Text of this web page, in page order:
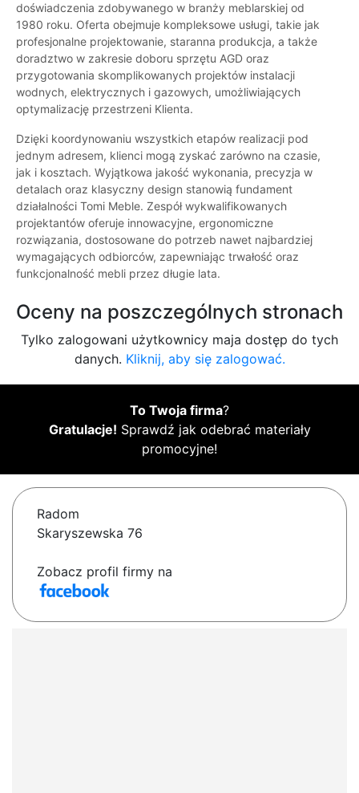
doświadczenia zdobywanego w branży meblarskiej od
1980 roku. Oferta obejmuje kompleksowe usługi, takie jak
profesjonalne projektowanie, staranna produkcja, a także
doradztwo w zakresie doboru sprzętu AGD oraz
przygotowania skomplikowanych projektów instalacji
wodnych, elektrycznych i gazowych, umożliwiających
optymalizację przestrzeni Klienta.
Dzięki koordynowaniu wszystkich etapów realizacji pod
jednym adresem, klienci mogą zyskać zarówno na czasie,
jak i kosztach. Wyjątkowa jakość wykonania, precyzja w
detalach oraz klasyczny design stanowią fundament
działalności Tomi Meble. Zespół wykwalifikowanych
projektantów oferuje innowacyjne, ergonomiczne
rozwiązania, dostosowane do potrzeb nawet najbardziej
wymagających odbiorców, zapewniając trwałość oraz
funkcjonalność mebli przez długie lata.
Oceny na poszczególnych stronach
Tylko zalogowani użytkownicy maja dostęp do tych
danych. Kliknij, aby się zalogować.
To Twoja firma?
Gratulacje! Sprawdź jak odebrać materiały
promocyjne!
Radom
Skaryszewska 76
Zobacz profil firmy na